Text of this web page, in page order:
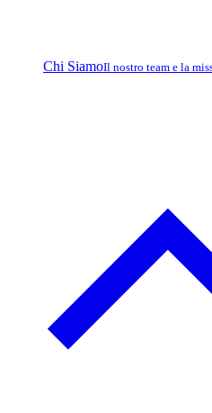
Chi SiamoIl nostro team e la